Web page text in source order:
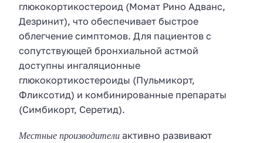
глюкокортикостероид (Момат Рино Адванс,
Дезринит), что обеспечивает быстрое
облегчение симптомов. Для пациентов с
сопутствующей бронхиальной астмой
доступны ингаляционные
глюкокортикостероиды (Пульмикорт,
Фликсотид) и комбинированные препараты
(Симбикорт, Серетид).
Местные производители активно развивают